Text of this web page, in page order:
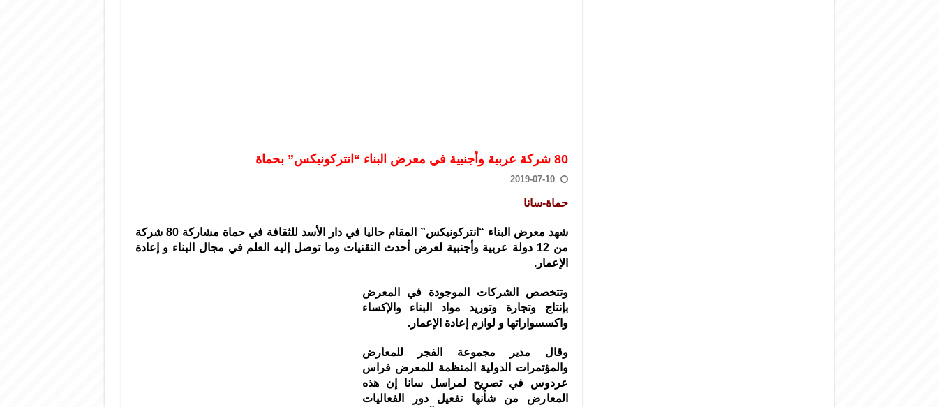
80 شركة عربية وأجنبية في معرض البناء “انتركونيكس” بحماة
2019-07-10
حماة-سانا
شهد معرض البناء “انتركونيكس” المقام حاليا في دار الأسد للثقافة في حماة مشاركة 80 شركة
من 12 دولة عربية وأجنبية لعرض أحدث التقنيات وما توصل إليه العلم في مجال البناء و إعادة
الإعمار.
وتتخصص الشركات الموجودة في المعرض
بإنتاج وتجارة وتوريد مواد البناء والإكساء
واكسسواراتها و لوازم إعادة الإعمار.
وقال مدير مجموعة الفجر للمعارض
والمؤتمرات الدولية المنظمة للمعرض فراس
عردوس في تصريح لمراسل سانا إن هذه
المعارض من شأنها تفعيل دور الفعاليات